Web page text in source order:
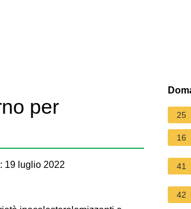
per
19 luglio 2022
25
16
41
42